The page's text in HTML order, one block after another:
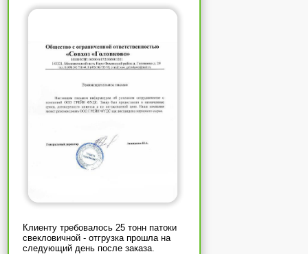
Клиенту требовалось 25 тонн патоки
свекловичной - отгрузка прошла на
следующий день после заказа.